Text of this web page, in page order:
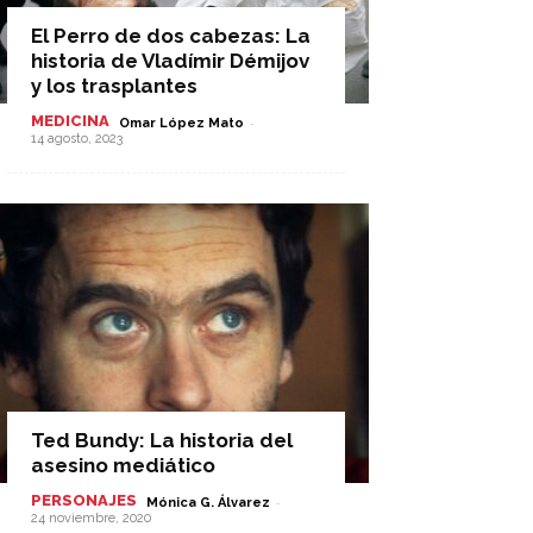
El Perro de dos cabezas: La
historia de Vladímir Démijov
y los trasplantes
MEDICINA Omar López Mato -
14 agosto, 2023
Ted Bundy: La historia del
asesino mediático
PERSONAJES Mónica G. Álvarez -
24 noviembre, 2020